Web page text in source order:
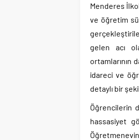
Menderes
ve öğretim
gelen acı
ortamlarının
idareci ve
detaylı bir
Öğrencilerin
hassasiyet